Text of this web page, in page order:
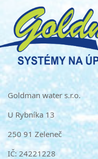
Goldman water s.r.o.
U Rybníka 13
250 91 Zeleneč
IČ: 24221228